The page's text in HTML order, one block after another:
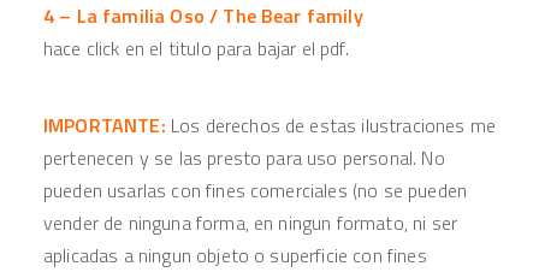
4 – La familia Oso / The Bear family
hace click en el titulo para bajar el pdf.
IMPORTANTE: Los derechos de estas ilustraciones me
pertenecen y se las presto para uso personal. No
pueden usarlas con fines comerciales (no se pueden
vender de ninguna forma, en ningun formato, ni ser
aplicadas a ningun objeto o superficie con fines